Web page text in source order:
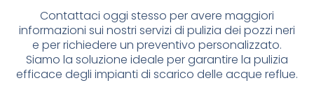
Contattaci oggi stesso per avere maggiori
informazioni sui nostri servizi di pulizia dei pozzi neri
e per richiedere un preventivo personalizzato.
Siamo la soluzione ideale per garantire la pulizia
efficace degli impianti di scarico delle acque reflue.